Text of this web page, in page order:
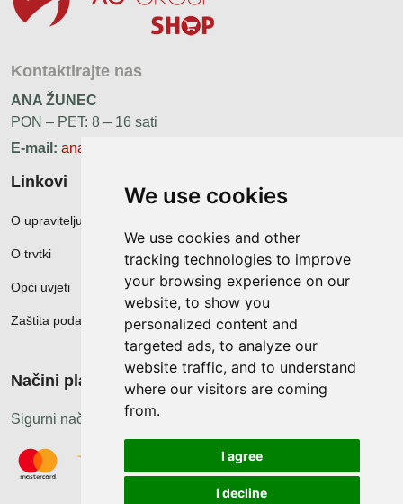
We use cookies
We use cookies and other
tracking technologies to improve
your browsing experience on our
website, to show you
personalized content and
targeted ads, to analyze our
website traffic, and to understand
where our visitors are coming
from.
I agree
I decline
Kontaktirajte nas
ANA ŽUNEC
PON – PET: 8 – 16 sati
E-mail: ana.zunec@ac-group.hr
Linkovi
O upravitelju web portala
O trvtki
Opći uvjeti
Zaštita podataka
Načini plačanja
Sigurni načini plaćanja